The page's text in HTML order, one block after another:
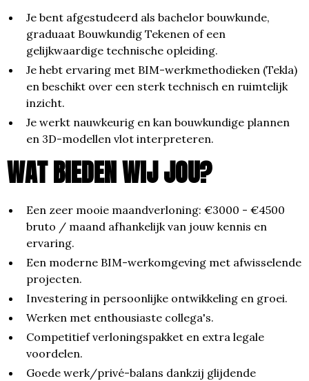
Je bent afgestudeerd als bachelor bouwkunde,
graduaat Bouwkundig Tekenen of een
gelijkwaardige technische opleiding.
Je hebt ervaring met BIM-werkmethodieken (Tekla)
en beschikt over een sterk technisch en ruimtelijk
inzicht.
Je werkt nauwkeurig en kan bouwkundige plannen
en 3D-modellen vlot interpreteren.
WAT BIEDEN WIJ JOU?
Een zeer mooie maandverloning: €3000 - €4500
bruto / maand afhankelijk van jouw kennis en
ervaring.
Een moderne BIM-werkomgeving met afwisselende
projecten.
Investering in persoonlijke ontwikkeling en groei.
Werken met enthousiaste collega's.
Competitief verloningspakket en extra legale
voordelen.
Goede werk/privé-balans dankzij glijdende